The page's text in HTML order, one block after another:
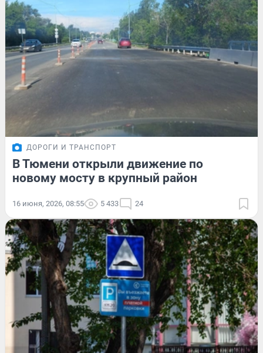
ДОРОГИ И ТРАНСПОРТ
В Тюмени открыли движение по
новому мосту в крупный район
16 июня, 2026, 08:55 5 433 24